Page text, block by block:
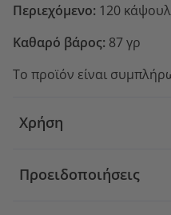
Περιεχόμενο: 120
Καθαρό βάρος: 87 γρ
Το προϊόν είναι
Χρήση
Προειδοποιήσεις